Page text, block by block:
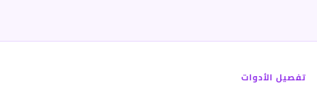
تفصيل الأدوات